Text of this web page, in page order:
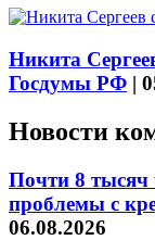
Никита
Госдумы РФ |
Новости
Почти 8
проблемы с
06.08.2026